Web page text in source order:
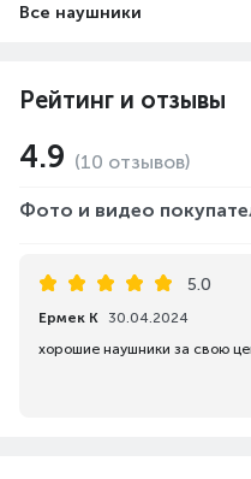
помощью лучшей в своем
программного и
ваши уши кристально
Все наушники
Рейтинг и отзывы
4.9 (10 отзывов)
Фото и видео
5.0
Ермек К
30.04.2024